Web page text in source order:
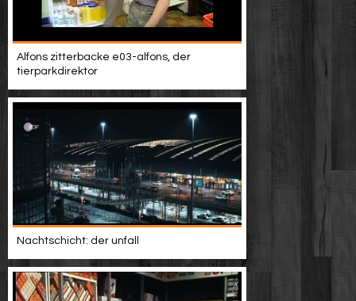
Alfons zitterbacke e03-alfons, der
tierparkdirektor
Nachtschicht: der unfall